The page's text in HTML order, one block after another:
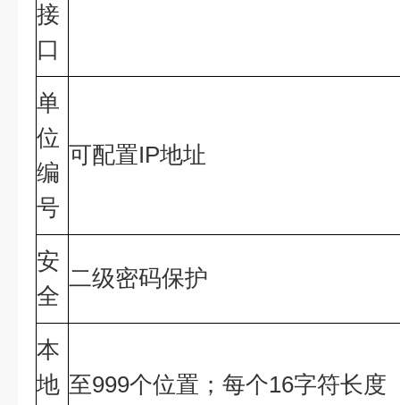
接
口
单
位
编
号
可配置IP地址
安
全
二级密码保护
本
地 至999个位置；每个16字符长度